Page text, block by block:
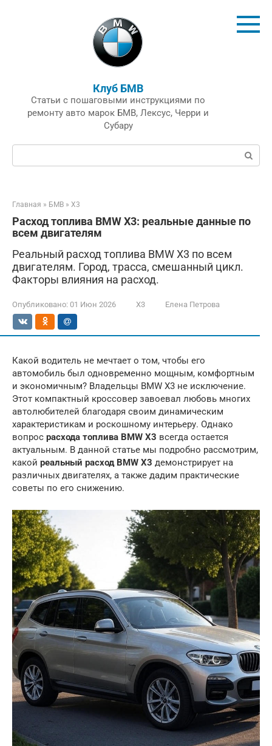
Клуб БМВ
Статьи с пошаговыми инструкциями по
ремонту авто марок БМВ, Лексус, Черри и
Субару
Поиск:
Главная » БМВ » X3
Расход топлива BMW X3: реальные данные по
всем двигателям
Реальный расход топлива BMW X3 по всем
двигателям. Город, трасса, смешанный цикл.
Факторы влияния на расход.
Опубликовано: 01 Июн 2026 X3 Елена Петрова
Какой водитель не мечтает о том, чтобы его
автомобиль был одновременно мощным, комфортным
и экономичным? Владельцы BMW X3 не исключение.
Этот компактный кроссовер завоевал любовь многих
автолюбителей благодаря своим динамическим
характеристикам и роскошному интерьеру. Однако
вопрос расхода топлива BMW X3 всегда остается
актуальным. В данной статье мы подробно рассмотрим,
какой реальный расход BMW X3 демонстрирует на
различных двигателях, а также дадим практические
советы по его снижению.